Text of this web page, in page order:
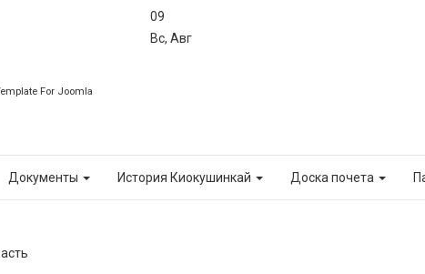
For Joomla
09
Вс, Авг
Документы История Киокушинкай Доска почета